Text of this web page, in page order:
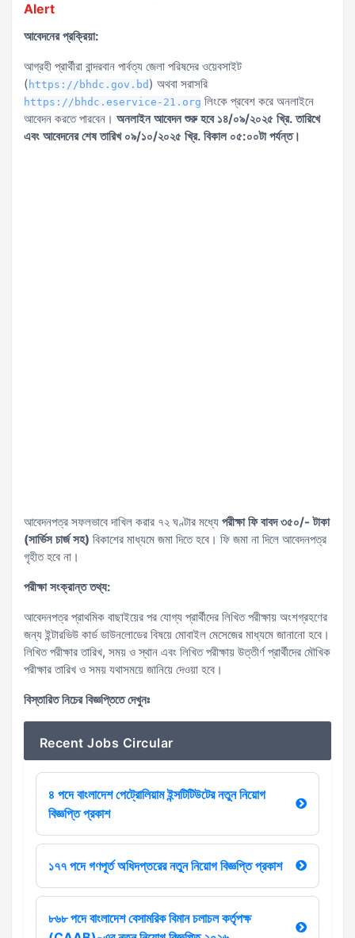
Alert
আবেদনের প্রক্রিয়া:
আগ্রহী প্রার্থীরা বান্দরবান পার্বত্য জেলা পরিষদের ওয়েবসাইট
( https://bhdc.gov.bd ) অথবা সরাসরি
https://bhdc.eservice-21.org লিংকে প্রবেশ করে অনলাইনে
আবেদন করতে পারবেন। অনলাইন আবেদন শুরু হবে ১৪/০৯/২০২৫ খ্রি. তারিখে
এবং আবেদনের শেষ তারিখ ০৯/১০/২০২৫ খ্রি. বিকাল ০৫:০০টা পর্যন্ত।
আবেদনপত্র সফলভাবে দাখিল করার ৭২ ঘণ্টার মধ্যে পরীক্ষা ফি বাবদ ৩৫০/- টাকা
(সার্ভিস চার্জ সহ) বিকাশের মাধ্যমে জমা দিতে হবে। ফি জমা না দিলে আবেদনপত্র
গৃহীত হবে না।
পরীক্ষা সংক্রান্ত তথ্য:
আবেদনপত্র প্রাথমিক বাছাইয়ের পর যোগ্য প্রার্থীদের লিখিত পরীক্ষায় অংশগ্রহণের
জন্য ইন্টারভিউ কার্ড ডাউনলোডের বিষয়ে মোবাইল মেসেজের মাধ্যমে জানানো হবে।
লিখিত পরীক্ষার তারিখ, সময় ও স্থান এবং লিখিত পরীক্ষায় উত্তীর্ণ প্রার্থীদের মৌখিক
পরীক্ষার তারিখ ও সময় যথাসময়ে জানিয়ে দেওয়া হবে।
বিস্তারিত নিচের বিজ্ঞপ্তিতে দেখুনঃ
Recent Jobs Circular
৪ পদে বাংলাদেশ পেট্রোলিয়াম ইন্সটিটিউটের নতুন নিয়োগ
বিজ্ঞপ্তি প্রকাশ
১৭৭ পদে গণপূর্ত অধিদপ্তরের নতুন নিয়োগ বিজ্ঞপ্তি প্রকাশ
৮৬৮ পদে বাংলাদেশ বেসামরিক বিমান চলাচল কর্তৃপক্ষ